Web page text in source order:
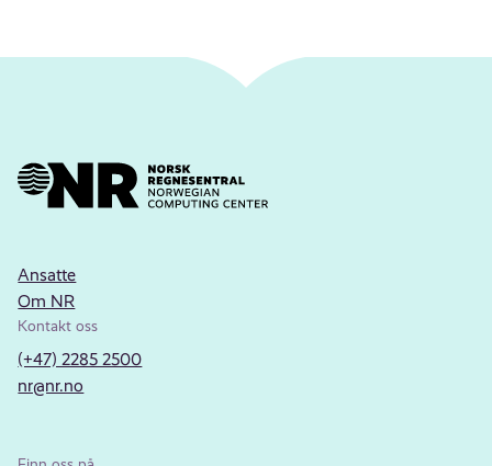
Ansatte
Om NR
Kontakt oss
(+47) 2285 2500
nr@nr.no